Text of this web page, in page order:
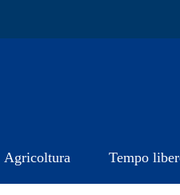
Agricoltura Tempo